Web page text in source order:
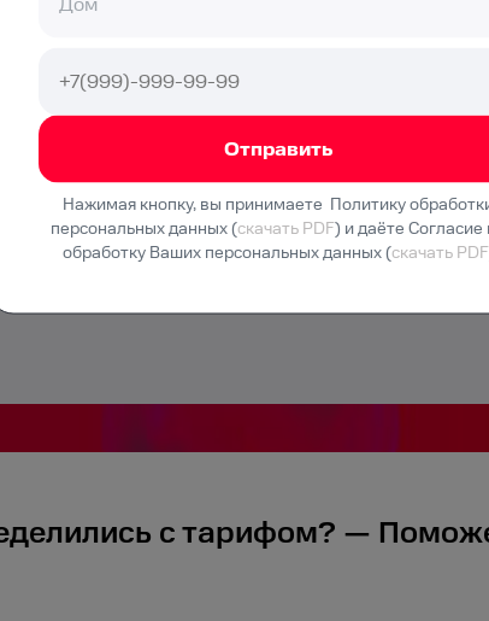
Подключение550 ₽
с тарифом? —
Нажимая кнопку, вы принимаете Политику
персональных данных (скачать PDF) и даёте Согласие
обработку Ваших персональных данных (скачать PDF